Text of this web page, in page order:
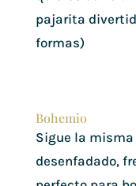
pajarita
formas)
Bohemio
Sigue la misma
desenfadado,